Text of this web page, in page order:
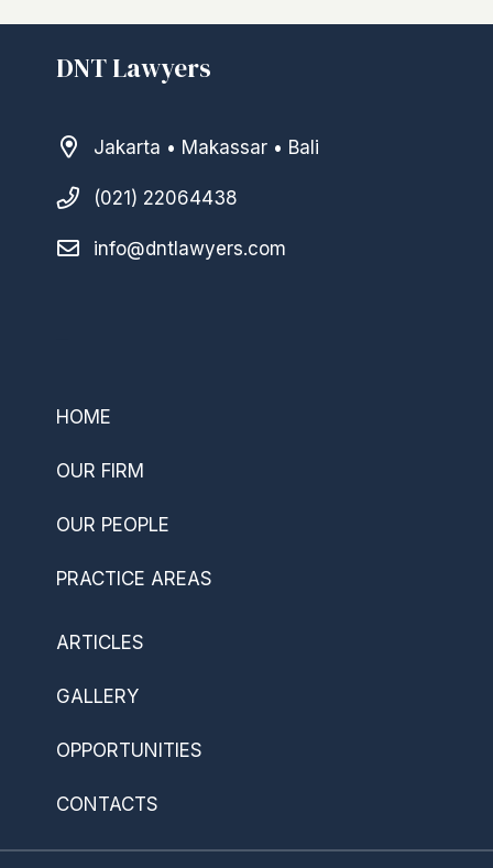
DNT Lawyers
Jakarta • Makassar • Bali
(021) 22064438
info@dntlawyers.com
HOME
OUR FIRM
OUR PEOPLE
PRACTICE AREAS
ARTICLES
GALLERY
OPPORTUNITIES
CONTACTS